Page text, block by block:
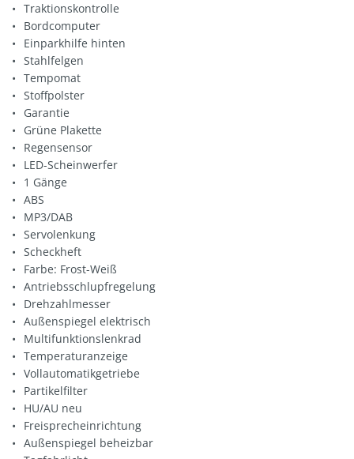
Traktionskontrolle
Bordcomputer
Einparkhilfe hinten
Stahlfelgen
Tempomat
Stoffpolster
Garantie
Grüne Plakette
Regensensor
LED-Scheinwerfer
1 Gänge
ABS
MP3/DAB
Servolenkung
Scheckheft
Farbe: Frost-Weiß
Antriebsschlupfregelung
Drehzahlmesser
Außenspiegel elektrisch
Multifunktionslenkrad
Temperaturanzeige
Vollautomatikgetriebe
Partikelfilter
HU/AU neu
Freisprecheinrichtung
Außenspiegel beheizbar